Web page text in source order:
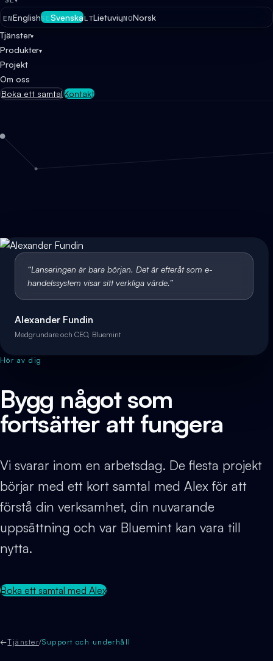
ENEnglishSESvenskaLTLietuviųNONorsk
Tjänster▾
Produkter▾
Projekt
Om oss
Boka ett samtalKontakt
“Lanseringen är bara början. Det är efteråt som e-
handelssystem visar sitt verkliga värde.”
Alexander Fundin
Medgrundare och CEO, Bluemint
Hör av dig
Bygg något som
fortsätter att fungera
Vi svarar inom en arbetsdag. De flesta projekt
börjar med ett kort samtal med Alex för att
förstå din verksamhet, din nuvarande
uppsättning och var Bluemint kan vara till
nytta.
Boka ett samtal med Alex
←Tjänster/Support och underhåll